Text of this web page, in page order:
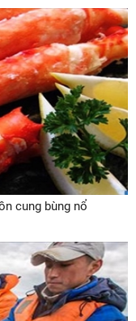
cung bùng nổ